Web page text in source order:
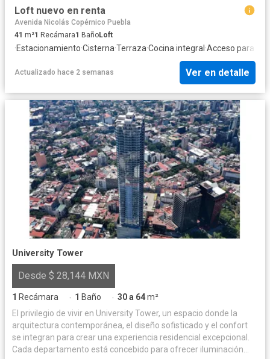
Loft nuevo en renta
Avenida Nicolás Copérnico Puebla
41 m²1 Recámara1 BañoLoft
·Estacionamiento·Cisterna·Terraza·Cocina integral·Acceso para
Actualizado hace 2 semanas Ver en detalle
University Tower
Desde $ 28,144 MXN
1 Recámara · 1 Baño · 30 a 64m²
El privilegio de vivir en University Tower, un espacio donde la
arquitectura contemporánea, el diseño sofisticado y el confort
se integran para crear una experiencia residencial excepcional.
Cada departamento está concebido para ofrecer iluminación